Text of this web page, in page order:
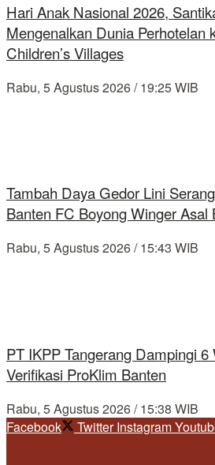
Hari Anak Nasional 2026,
Mengenalkan Dunia Perhotelan
Children’s Villages
Rabu, 5 Agustus 2026 / 19:25 WIB
Tambah Daya Gedor Lini
Banten FC Boyong Winger Asal
Rabu, 5 Agustus 2026 / 15:43 WIB
PT IKPP Tangerang Dampingi
Verifikasi ProKlim Banten
Rabu, 5 Agustus 2026 / 15:38 WIB
Facebook
Twitter Instagram